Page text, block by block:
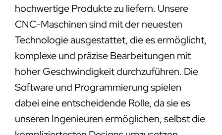
hochwertige Produkte zu liefern. Unsere
CNC-Maschinen sind mit der neuesten
Technologie ausgestattet, die es ermöglicht,
komplexe und präzise Bearbeitungen mit
hoher Geschwindigkeit durchzuführen. Die
Software und Programmierung spielen
dabei eine entscheidende Rolle, da sie es
unseren Ingenieuren ermöglichen, selbst die